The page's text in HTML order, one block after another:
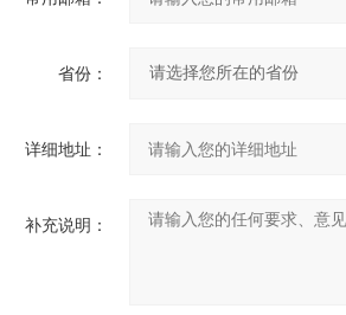
省份：
详细地址：
补充说明：